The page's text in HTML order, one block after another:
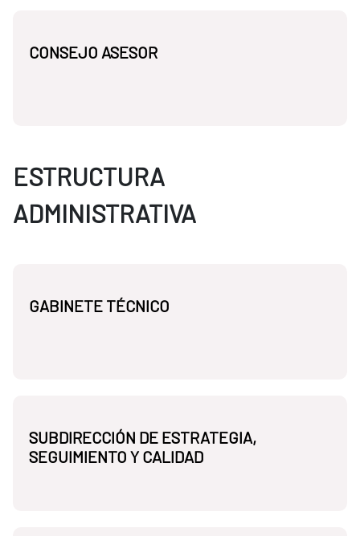
CONSEJO ASESOR
ESTRUCTURA
ADMINISTRATIVA
GABINETE TÉCNICO
SUBDIRECCIÓN DE ESTRATEGIA,
SEGUIMIENTO Y CALIDAD